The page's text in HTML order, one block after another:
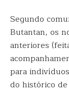
Segundo
Butantan, os
anteriores
para
do histórico